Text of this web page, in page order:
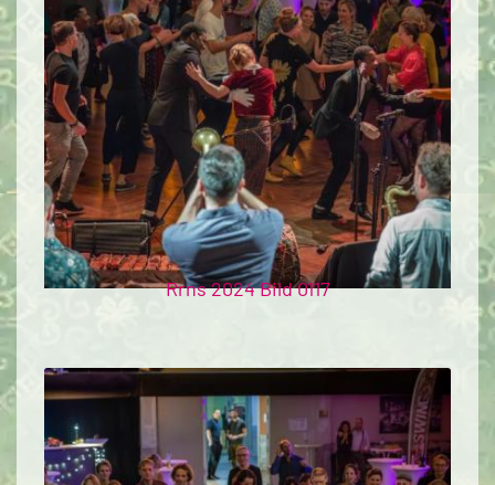
Rrns 2024 Bild 0117